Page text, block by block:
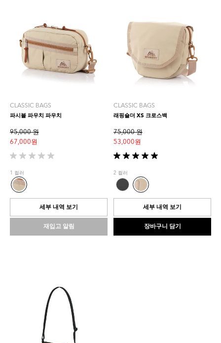
CLASSIC BAGS
파시블 파우치 파우치
95,000 원
67,000 원
별
5
개
중
0.0
입
다.
1 컬러
세부 내역 보기
재입고 알림
CLASSIC BAGS
래핑숄더 XS 크로스백
75,000 원
53,000 원
별
5
개
중
5.0
입
다.
2 컬러
세부 내역 보기
장바구니 담기